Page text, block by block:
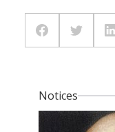
Notices